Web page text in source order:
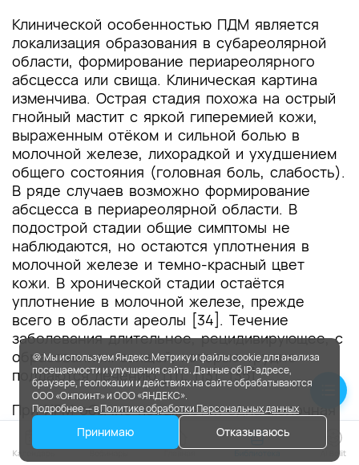
Клинической особенностью ПДМ является
локализация образования в субареолярной
области, формирование периареолярного
абсцесса или свища. Клиническая картина
изменчива. Острая стадия похожа на острый
гнойный мастит с яркой гиперемией кожи,
выраженным отёком и сильной болью в
молочной железе, лихорадкой и ухудшением
общего состояния (головная боль, слабость).
В ряде случаев возможно формирование
абсцесса в периареолярной области. В
подострой стадии общие симптомы не
наблюдаются, но остаются уплотнения в
молочной железе и темно-красный цвет
кожи. В хронической стадии остаётся
уплотнение в молочной железе, прежде
всего в области ареолы [34]. Течение
заболевания длительное, рецидивирующее, с
образованием свищей, которые трудно
поддаются лечению [11], [13], [35].
При ИГМ обычно поражается одна молочная
железа, причём заболевание может
манифестировать в любом квадранте, за
🍪 Мы используем Яндекс.Метрику и файлы cookie для анализа
посещаемости и улучшения сайта. Данные об IP-адресе,
браузере, геолокации и действиях на сайте обрабатываются
ООО «Онпоинт» и ООО «ЯНДЕКС».
Подробнее — вПолитике обработки Персональных данных
Принимаю Отказываюсь